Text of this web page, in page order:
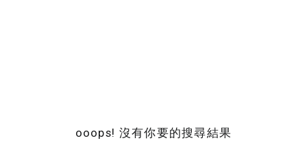
ooops! 沒有你要的搜尋結果